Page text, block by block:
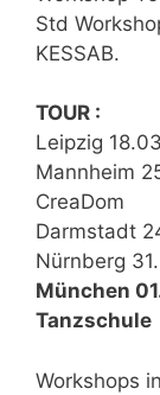
Std
KESSAB.
TOUR :
Leipzig
Mannheim
CreaDom
Darmstadt
Nürnberg
München
Tanzschule
Workshops